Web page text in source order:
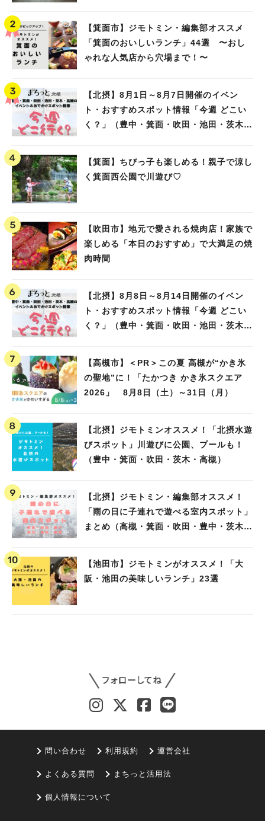
【箕面市】ジモトミン・編集部オススメ
「箕面のおいしいランチ」44選 〜おし
ゃれな人気店から穴場まで！〜
【北摂】8月1日～8月7日開催のイベン
ト・おすすめスポット情報「今週 どこい
く？」（豊中・箕面・吹田・池田・茨木・
【箕面】ちびっ子も楽しめる！親子で涼し
く箕面西公園で川遊び♡
【吹田市】地元で愛される焼肉店！家族で
楽しめる「本日のおすすめ」で大満足の焼
肉時間
【北摂】8月8日～8月14日開催のイベン
ト・おすすめスポット情報「今週 どこい
く？」（豊中・箕面・吹田・池田・茨木・
【高槻市】＜PR＞この夏 高槻が“かき氷
の聖地”に！「たかつき かき氷スクエア
2026」 8月8日（土）～31日（月）
【北摂】ジモトミンオススメ！「北摂水遊
びスポット」川遊びに公園、プールも！
（豊中・箕面・吹田・茨木・高槻）
【北摂】ジモトミン・編集部オススメ！
「雨の日に子連れで遊べる室内スポット」
まとめ（高槻・箕面・吹田・豊中・茨木・
【池田市】ジモトミンがオススメ！「大
阪・池田の美味しいランチ」23選
問い合わせ 利用規約 運営会社
よくある質問 まちっと活用法
個人情報について